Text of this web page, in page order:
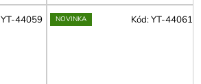
YT-44059 NOVINKA Kód:YT-44061